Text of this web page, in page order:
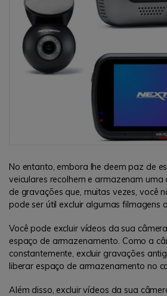
No entanto, embora lhe deem paz de
veiculares recolhem e armazenam
de gravações que, muitas vezes, você
pode ser útil excluir algumas filmagens
Você pode excluir vídeos da sua
espaço de armazenamento. Como a
constantemente, excluir gravações
liberar espaço de armazenamento no
Além disso, excluir vídeos da sua